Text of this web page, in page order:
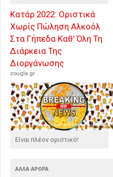
Κατάρ 2022: Οριστικά
Χωρίς Πώληση Αλκοόλ
Στα Γήπεδα Καθ' Όλη Τη
Διάρκεια Της
Διοργάνωσης
zougla.gr
Είναι πλέον οριστικό!
ΆΛΛΑ ΆΡΘΡΑ